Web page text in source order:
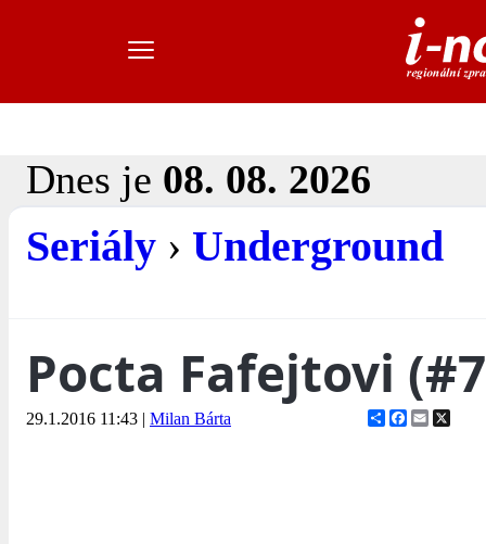
Dnes je 08. 08. 2026
Seriály › Underground
Pocta Fafejtovi
29.1.2016 11:43 | Milan Bárta ShareFacebook
Email